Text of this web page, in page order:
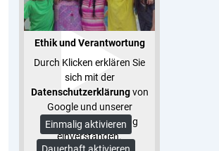
Ethik und Verantwortung
Durch Klicken erklären Sie
sich mit der
Datenschutzerklärungvon
Google und unserer
Datenschutzerklärung
einverstanden.
Einmalig aktivieren
Dauerhaft aktivieren